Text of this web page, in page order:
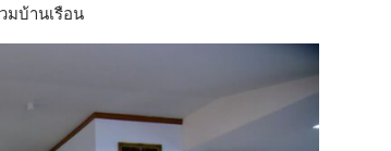
มบ้านเรือน